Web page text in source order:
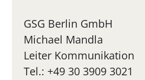
GSG Berlin GmbH
Michael Mandla
Leiter Kommunikation
Tel.: +49 30 3909 3021